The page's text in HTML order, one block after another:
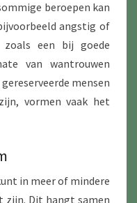
beroepen kan
angstig of
een bij goede
van wantrouwen
mensen
vormen vaak het
in meer of mindere
zijn. Dit hangt samen